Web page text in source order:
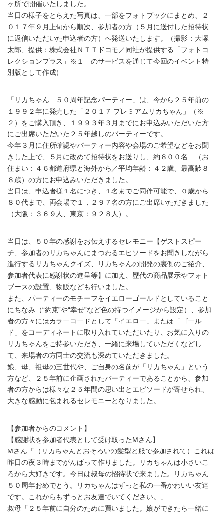
ヶ所で開催いたしました。
当日の様子をとらえた写真は、一部をフォトブックにまとめ、２
０１７年９月上旬から順次、参加者の方（５月に送付した招待状
に返信いただいた申込者の方）へ発送いたします。（撮影：大塚
太郎、提供：株式会社ＮＴＴドコモ／同社が提供する「フォトコ
レクションプラス」※１ のサービスを通じて今回のイベント特
別版として作成）
「リカちゃん ５０周年記念パーティー」は、今から２５年前の
１９９２年に発売した「２０１７ プレミアムリカちゃん」（※
２）をご購入頂き、１９９３年３月までにお申込みいただいた方
にご出席いただいた２５年越しのパーティーです。
今年３月に住所確認やパーティー内容や会場のご希望などをお聞
きした上で、５月に改めて招待状をお送りし、約８００名 （お
住まい：４６都道府県と海外から／平均年齢：４２歳、最高齢８
８歳）の方にお申込みいただきました。
当日は、申込者様１名につき、１名までご同伴可能で、０歳から
８０代まで、両会場で１，２９７名の方にご出席いただきました
（大阪：３６９人、東京：９２８人）。
当日は、５０年の感謝をお伝えするセレモニー【ゲストスピー
チ、参加者のリカちゃんにまつわるエピソードをお聞きしながら
進行するリカちゃんクイズ、リカちゃんの開発の裏側のご紹介、
参加者代表に感謝状の進呈等】に加え、歴代の商品展示やフォト
ブースの設置、物販なども行いました。
また、パーティーのモチーフをイエローゴールドとしていること
にちなみ（“約束”や“幸せ”など色の持つイメージから設定）、参加
者の方々にはカラーコードとして「イエロー」または「ゴール
ド」をコーディネートに取り入れていただいたり、お気に入りの
リカちゃんをご持参いただき、一緒に来場していただくなどし
て、来場者の方同士の交流も深めていただきました。
娘、母、祖母の三世代や、ご自身の名前が「リカちゃん」という
方など、２５年前に企画されたパーティーであることから、参加
者の方からは様々な２５年間の思い出とエピソードが寄せられ、
大きな感動に包まれるセレモニーとなりました。
【参加者からのコメント】
【感謝状を参加者代表として受け取ったMさん】
Mさん「（リカちゃんとおそろいの髪型と服で参加されて）これは
昨日の夜３時までがんばって作りました。リカちゃんは小さいこ
ろから大好きです。今日は叔母の招待状で来ました。リカちゃん
５０周年おめでとう。リカちゃんはずっと私の一番かわいい友達
です。これからもずっとお友達でいてください。」
叔母「２５年前に自分のために買いました。娘ができたら一緒に